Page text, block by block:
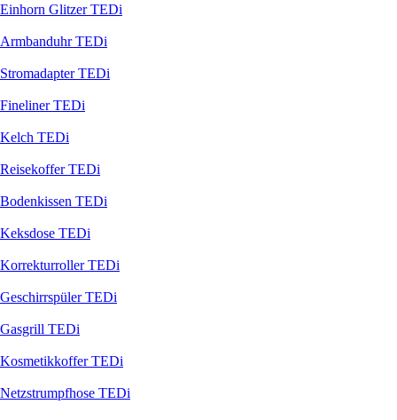
Einhorn Glitzer TEDi
Armbanduhr TEDi
Stromadapter TEDi
Fineliner TEDi
Kelch TEDi
Reisekoffer TEDi
Bodenkissen TEDi
Keksdose TEDi
Korrekturroller TEDi
Geschirrspüler TEDi
Gasgrill TEDi
Kosmetikkoffer TEDi
Netzstrumpfhose TEDi